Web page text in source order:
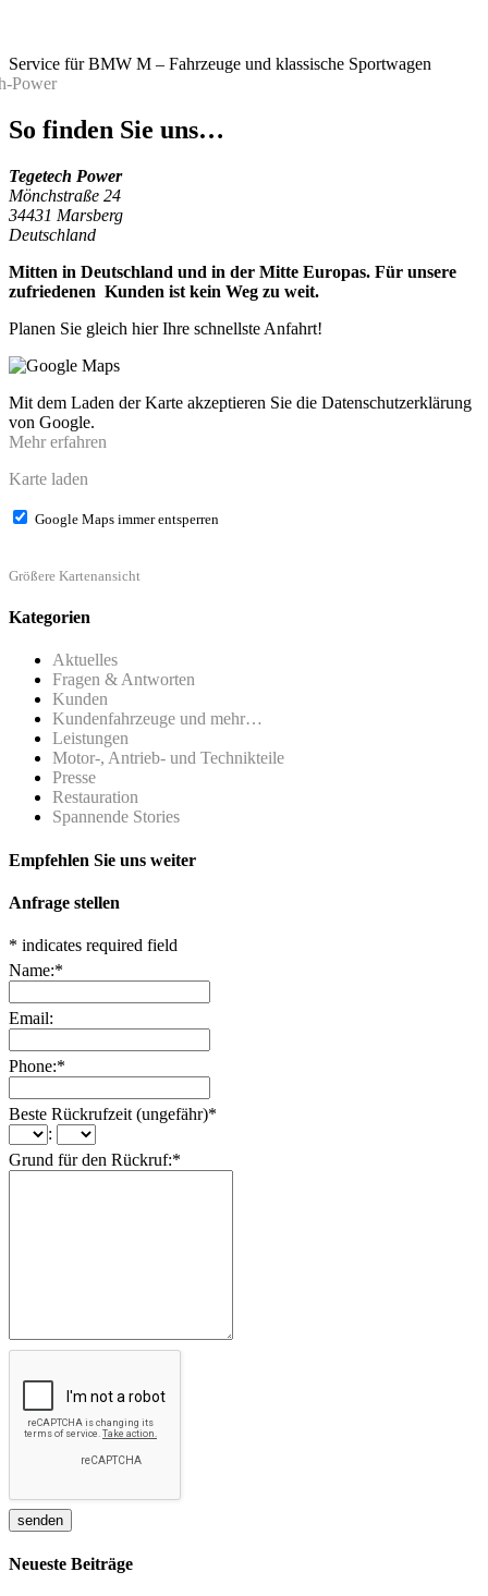
Service für BMW M – Fahrzeuge und klassische Sportwagen
So finden Sie uns…
Tegetech Power
Mönchstraße 24
34431 Marsberg
Deutschland
Mitten in Deutschland und in der Mitte Europas. Für unsere
zufriedenen Kunden ist kein Weg zu weit.
Planen Sie gleich hier Ihre schnellste Anfahrt!
Mit dem Laden der Karte akzeptieren Sie die Datenschutzerklärung
von Google.
Mehr erfahren
Karte laden
Google Maps immer entsperren
Größere Kartenansicht
Kategorien
Aktuelles
Fragen & Antworten
Kunden
Kundenfahrzeuge und mehr…
Leistungen
Motor-, Antrieb- und Technikteile
Presse
Restauration
Spannende Stories
Empfehlen Sie uns weiter
Anfrage stellen
* indicates required field
Name:*
Email:
Phone:*
Beste Rückrufzeit (ungefähr)*
:
Grund für den Rückruf:*
Neueste Beiträge